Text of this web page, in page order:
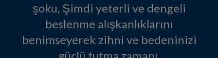
şoku, Şimdi yeterli ve dengeli
beslenme alışkanlıklarını
benimseyerek zihni ve bedeninizi